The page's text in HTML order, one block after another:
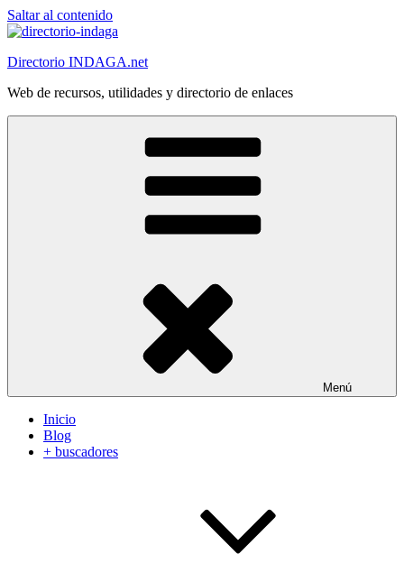
Saltar al contenido
Directorio INDAGA.net
Web de recursos, utilidades y directorio de enlaces
Menú
Inicio
Blog
+ buscadores